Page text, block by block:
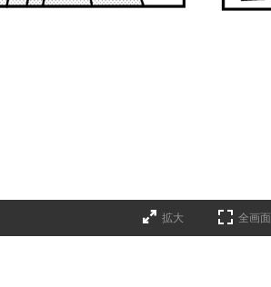
拡大 全画面